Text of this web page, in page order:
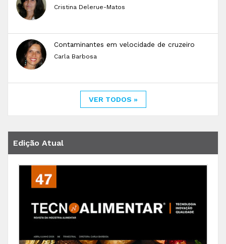
Cristina Delerue-Matos
Contaminantes em velocidade de cruzeiro
Carla Barbosa
VER TODOS »
Edição Atual